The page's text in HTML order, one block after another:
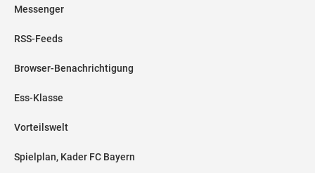
Messenger
RSS-Feeds
Browser-Benachrichtigung
Ess-Klasse
Vorteilswelt
Spielplan, Kader FC Bayern